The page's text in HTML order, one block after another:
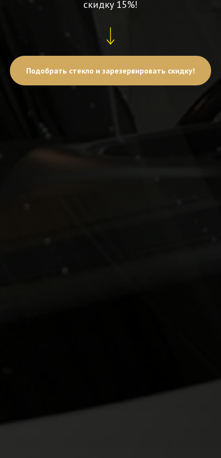
скидку 15%!
Подобрать стекло и зарезервировать скидку!